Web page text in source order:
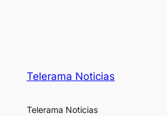
Telerama Noticias
Telerama Noticias